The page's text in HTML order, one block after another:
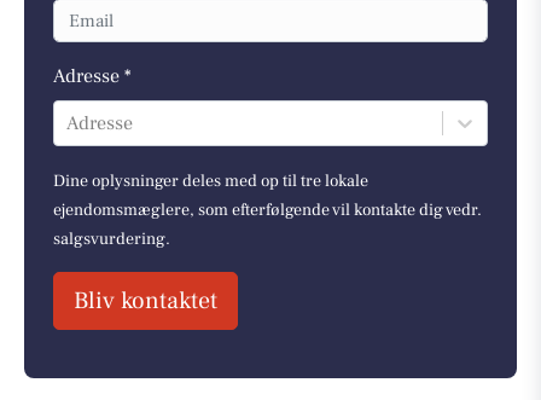
Adresse *
Adresse
Dine oplysninger deles med op til tre lokale
ejendomsmæglere, som efterfølgende vil kontakte dig vedr.
salgsvurdering.
Bliv kontaktet